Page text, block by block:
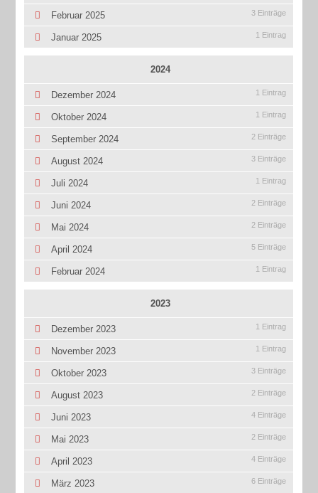
Februar 2025 3 Einträge
Januar 2025 1 Eintrag
2024
Dezember 2024 1 Eintrag
Oktober 2024 1 Eintrag
September 2024 2 Einträge
August 2024 3 Einträge
Juli 2024 1 Eintrag
Juni 2024 2 Einträge
Mai 2024 2 Einträge
April 2024 5 Einträge
Februar 2024 1 Eintrag
2023
Dezember 2023 1 Eintrag
November 2023 1 Eintrag
Oktober 2023 3 Einträge
August 2023 2 Einträge
Juni 2023 4 Einträge
Mai 2023 2 Einträge
April 2023 4 Einträge
März 2023 6 Einträge